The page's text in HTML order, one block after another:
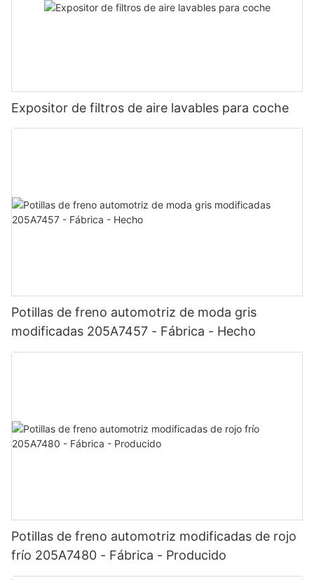
Expositor de filtros de aire lavables para coche
Potillas de freno automotriz de moda gris
modificadas 205A7457 - Fábrica - Hecho
Potillas de freno automotriz modificadas de rojo
frío 205A7480 - Fábrica - Producido